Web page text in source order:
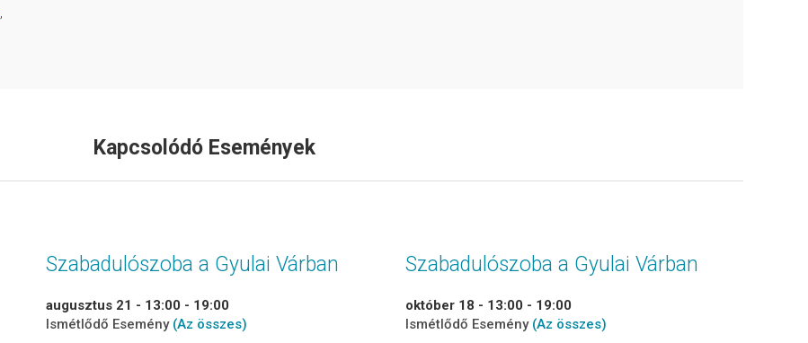
Kapcsolódó Események
Szabadulószoba a Gyulai Várban
augusztus 21 - 13:00 - 19:00
Ismétlődő Esemény (Az összes)
Szabadulószoba a Gyulai Várban
október 18 - 13:00 - 19:00
Ismétlődő Esemény (Az összes)